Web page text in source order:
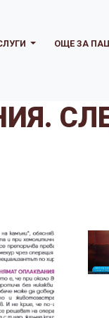
ОЩЕ ЗА